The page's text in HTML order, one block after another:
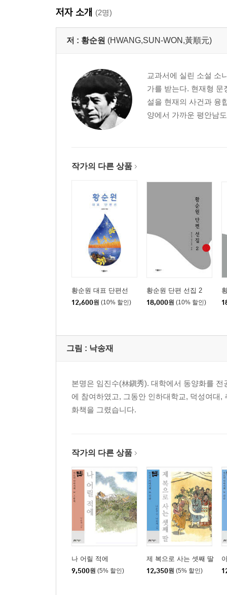
저자 소개 (2명)
저 : 황순원 (HWANG,SUN-WON,黃順元)
교과서에 실린 소설 소
가를 받는다. 현재형
설을 현재의 사건과 융
양에서 가까운 평안남
작가의 다른 상품
황순원 대표 단편선
12,600원 (10% 할인)
황순원 단편 선집 2
18,000원 (10% 할인)
그림 : 낙송재
본명은 임진수(林鎭秀). 대학에서 동양화를
에 참여하였고, 그동안 인하대학교, 덕성여대
화책을 그렸습니다.
작가의 다른 상품
나 어릴 적에
9,500원 (5% 할인)
제 복으로 사는 셋째 딸
12,350원 (5% 할인)